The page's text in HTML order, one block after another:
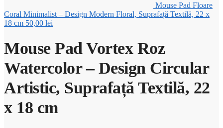
Mouse Pad Floare
Coral Minimalist – Design Modern Floral, Suprafață Textilă, 22 x
18 cm 50,00 lei
Mouse Pad Vortex Roz
Watercolor – Design Circular
Artistic, Suprafață Textilă, 22
x 18 cm